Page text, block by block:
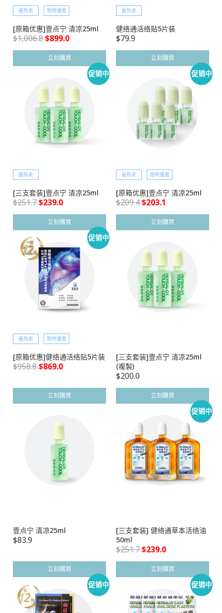
最热卖 限時優惠
[原箱优惠]壹点宁 清凉25ml
$1,006.8$899.0
立刻購買
最热卖
健络通活络贴5片装
$79.9
立刻購買
促销中
最热卖
[三支套装]壹点宁 清凉25ml
$251.7$239.0
立刻購買
促销中
最热卖 限時優惠
[原箱优惠]壹点宁 清凉25ml
$209.4$203.1
立刻購買
促销中
最热卖 限時優惠
[原箱优惠]健络通活络贴5片装
$958.8$869.0
立刻購買
[三支套装]壹点宁 清凉25ml
(複製)
$200.0
立刻購買
壹点宁 清凉25ml
$83.9
立刻購買
促销中
[三支套装] 健络通草本活络油
50ml
$251.7$239.0
立刻購買
促销中 促销中